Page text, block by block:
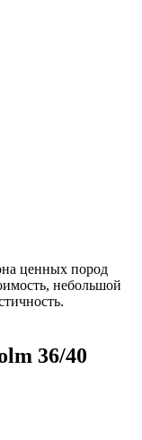
ценных пород
небольшой
36/40